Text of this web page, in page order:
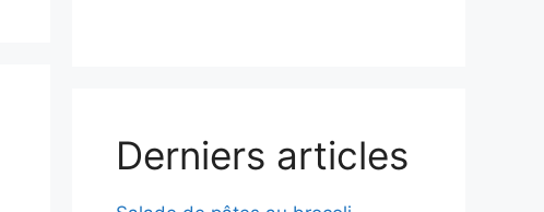
Derniers articles